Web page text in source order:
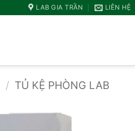
LAB GIA TRẦN LIÊN HỆ
/ TỦ KỆ PHÒNG LAB